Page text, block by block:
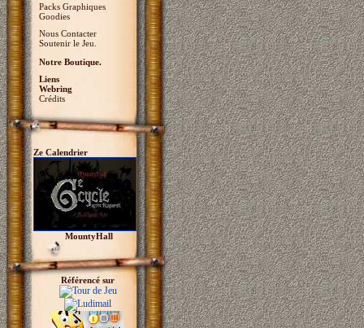
Packs Graphiques
Goodies
Nous Contacter
Soutenir le Jeu.
Notre Boutique.
Liens
Webring
Crédits
Ze Calendrier
MountyHall
Référencé sur